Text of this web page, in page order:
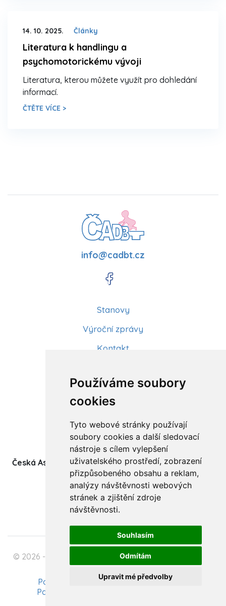
Používáme soubory
cookies
Tyto webové stránky používají
soubory cookies a další sledovací
nástroje s cílem vylepšení
uživatelského prostředí, zobrazení
přizpůsobeného obsahu a reklam,
analýzy návštěvnosti webových
stránek a zjištění zdroje
návštěvnosti.
Souhlasím
Odmítám
Upravit mé předvolby
14. 10. 2025. Články
Literatura k handlingu a
psychomotorickému vývoji
Literatura, kterou můžete využít pro dohledání
informací.
ČTĚTE VÍCE >
info@cadbt.cz
Stanovy
Výroční zprávy
Kontakt
Články
Kurzy a workshopy
Sídlo ČADBT
Česká Asociace Dětských Bobath Terapeutů spolek
(z.s.)
Ukrajinská 1534
708 00 Ostrava-Poruba
© 2026 - Česká Asociace Dětských Bobath Terapeutů
spolek (z.s.)
Podmínky zpracování osobních údajů
Pavel Szabo - Tvorba webových stránek